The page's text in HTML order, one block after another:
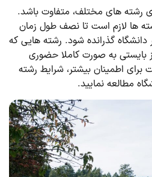
رشته های مختلف، متفاوت باشد.
ها لازم است تا نصف طول زمان
گذرانده شود. رشته هایی که
بایستی به صورت کاملا حضوری
برای اطمینان بیشتر، شرایط رشته
مطالعه نمایید.